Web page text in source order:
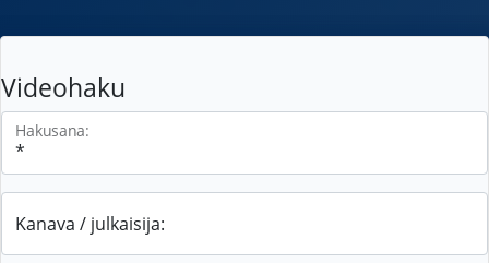
Videohaku
Hakusana:
Kanava / julkaisija: